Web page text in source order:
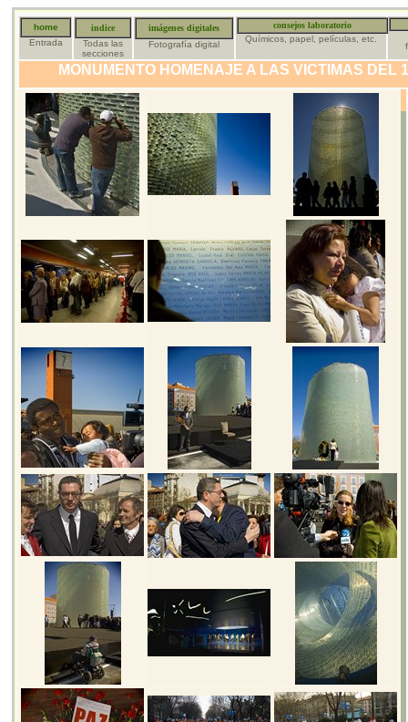
home
Entrada
indice
Todas las
secciones
imágenes digitales
Fotografía digital
consejos laboratorio
Químicos, papel, películas, etc.
MONUMENTO HOMENAJE A LAS VICTIMAS DEL